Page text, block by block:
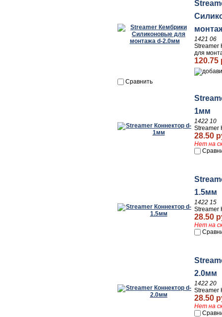
1421 06
Streamer
для
120.75
Сравнить
1мм
1422 10
Streamer
28.50
Нет на
1.5мм
1422 15
Streamer
28.50
Нет на
2.0мм
1422 20
Streamer
28.50
Нет на